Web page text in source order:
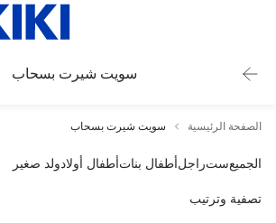
سويت شيرت بسحاب
الصفحة الرئيسية سويت شيرت بسحاب
الجميعستراجلأطفال بناتأطفال أولادولد صغير
تصفية وترتيب